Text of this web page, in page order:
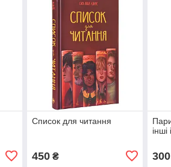
Список для читання
450₴
інші
300